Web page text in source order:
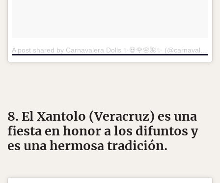
A post shared by Carnavalera Dolls ✨💀🌹🌸🌺✨ (@carnavaleradolls)
8. El Xantolo (Veracruz) es una
fiesta en honor a los difuntos y
es una hermosa tradición.